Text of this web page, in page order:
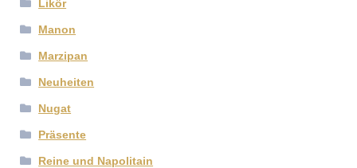
Likör
Manon
Marzipan
Neuheiten
Nugat
Präsente
Reine und Napolitain